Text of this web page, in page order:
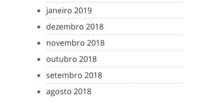
janeiro 2019
dezembro 2018
novembro 2018
outubro 2018
setembro 2018
agosto 2018